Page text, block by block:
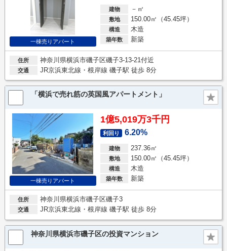
一棟売りアパート
建物 －㎡
敷地 150.00㎡（45.45坪）
構造 木造
築年数 新築
住所 神奈川県横浜市磯子区磯子3-13-21付近
交通 JR京浜東北線・根岸線 磯子駅 徒歩 8分
「横浜で売れ筋の英国風アパートメント」
一棟売りアパート
1億5,019万3千円
利回り 6.20%
建物 237.36㎡
敷地 150.00㎡（45.45坪）
構造 木造
築年数 新築
住所 神奈川県横浜市磯子区磯子3
交通 JR京浜東北線・根岸線 磯子駅 徒歩 8分
神奈川県横浜市磯子区の投資マンション